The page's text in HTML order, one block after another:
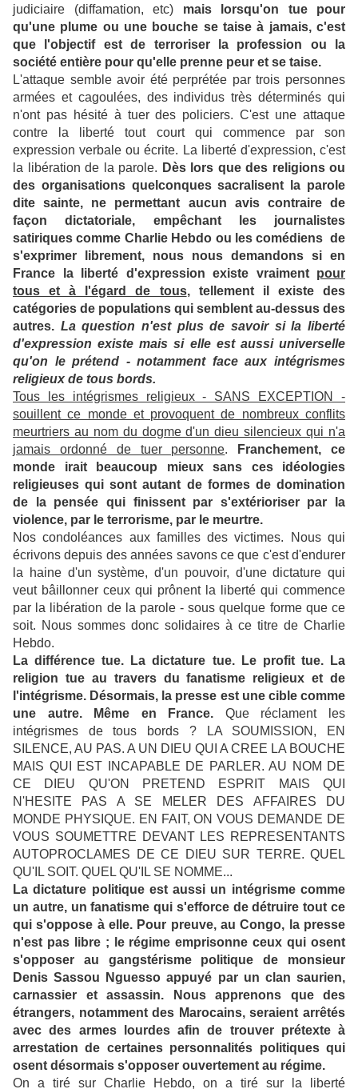
judiciaire (diffamation, etc) mais lorsqu'on tue pour
qu'une plume ou une bouche se taise à jamais, c'est
que l'objectif est de terroriser la profession ou la
société entière pour qu'elle prenne peur et se taise.
L'attaque semble avoir été perprétée par trois personnes
armées et cagoulées, des individus très déterminés qui
n'ont pas hésité à tuer des policiers. C'est une attaque
contre la liberté tout court qui commence par son
expression verbale ou écrite. La liberté d'expression, c'est
la libération de la parole. Dès lors que des religions ou
des organisations quelconques sacralisent la parole
dite sainte, ne permettant aucun avis contraire de
façon dictatoriale, empêchant les journalistes
satiriques comme Charlie Hebdo ou les comédiens de
s'exprimer librement, nous nous demandons si en
France la liberté d'expression existe vraiment pour
tous et à l'égard de tous, tellement il existe des
catégories de populations qui semblent au-dessus des
autres. La question n'est plus de savoir si la liberté
d'expression existe mais si elle est aussi universelle
qu'on le prétend - notamment face aux intégrismes
religieux de tous bords.
Tous les intégrismes religieux - SANS EXCEPTION -
souillent ce monde et provoquent de nombreux conflits
meurtriers au nom du dogme d'un dieu silencieux qui n'a
jamais ordonné de tuer personne.
Franchement, ce
monde irait beaucoup mieux sans ces idéologies
religieuses qui sont autant de formes de domination
de la pensée qui finissent par s'extérioriser par la
violence, par le terrorisme, par le meurtre.
Nos condoléances aux familles des victimes. Nous qui
écrivons depuis des années savons ce que c'est d'endurer
la haine d'un système, d'un pouvoir, d'une dictature qui
veut bâillonner ceux qui prônent la liberté qui commence
par la libération de la parole - sous quelque forme que ce
soit. Nous sommes donc solidaires à ce titre de Charlie
Hebdo.
La différence tue. La dictature tue. Le profit tue. La
religion tue au travers du fanatisme religieux et de
l'intégrisme. Désormais, la presse est une cible comme
une autre. Même en France. Que réclament les
intégrismes de tous bords ? LA SOUMISSION, EN
SILENCE, AU PAS. A UN DIEU QUI A CREE LA BOUCHE
MAIS QUI EST INCAPABLE DE PARLER. AU NOM DE
CE DIEU QU'ON PRETEND ESPRIT MAIS QUI
N'HESITE PAS A SE MELER DES AFFAIRES DU
MONDE PHYSIQUE. EN FAIT, ON VOUS DEMANDE DE
VOUS SOUMETTRE DEVANT LES REPRESENTANTS
AUTOPROCLAMES DE CE DIEU SUR TERRE. QUEL
QU'IL SOIT. QUEL QU'IL SE NOMME...
La dictature politique est aussi un intégrisme comme
un autre, un fanatisme qui s'efforce de détruire tout ce
qui s'oppose à elle. Pour preuve, au Congo, la presse
n'est pas libre ; le régime emprisonne ceux qui osent
s'opposer au gangstérisme politique de monsieur
Denis Sassou Nguesso appuyé par un clan saurien,
carnassier et assassin. Nous apprenons que des
étrangers, notamment des Marocains, seraient arrêtés
avec des armes lourdes afin de trouver prétexte à
arrestation de certaines personnalités politiques qui
osent désormais s'opposer ouvertement au régime.
On a tiré sur Charlie Hebdo, on a tiré sur la liberté